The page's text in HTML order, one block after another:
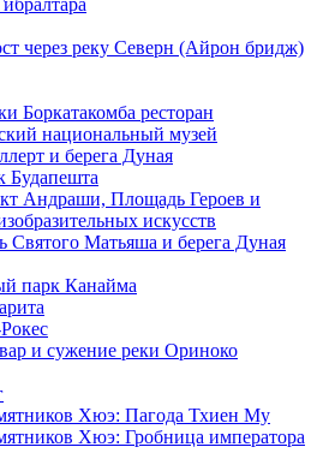
через реку Северн (Айрон бридж)
Боркатакомба ресторан
национальный музей
и берега Дуная
Будапешта
Андраши, Площадь Героев и
искусств
Святого Матьяша и берега Дуная
парк Канайма
и сужение реки Ориноко
Хюэ: Пагода Тхиен Му
Хюэ: Гробница императора